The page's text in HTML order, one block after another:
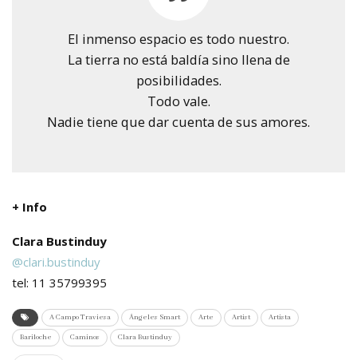
El inmenso espacio es todo nuestro.
La tierra no está baldía sino llena de
posibilidades.
Todo vale.
Nadie tiene que dar cuenta de sus amores.
+ Info
Clara Bustinduy
@clari.bustinduy
tel: 11 35799395
A Campo Traviesa Ángeles Smart Arte Artist Artista
Bariloche Caminos Clara Bustinduy